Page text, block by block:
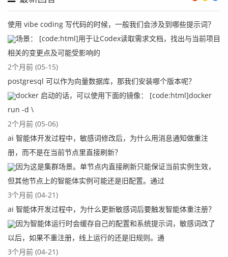
使用 vibe coding 写代码的时候，一般我们会涉及到哪些提示词？
场景： [code:html]用于让Codex读取需求文档，找出与当前项目
相关的变更点及可能受影响的
2个月前 (05-15)
postgresql 可以作为向量数据库，那我们安装哪个版本呢？
docker 启动的话，可以使用下面的镜像： [code:html]docker
run -d \
2个月前 (05-06)
ai 智能体开发过程中，敏感词修改后，为什么用消息通知做重注
册，而不是在当前节点里直接刷新？
因为这是集群场景。单节点内直接刷新只能保证当前实例生效，
但其他节点上的智能体实例可能还是旧配置。通过
3个月前 (04-21)
ai 智能体开发过程中，为什么更新敏感词后要触发智能体重注册？
因为智能体运行时会缓存自己的配置和系统提示词，敏感词改了
以后，如果不重注册，线上运行的还是旧规则。通
3个月前 (04-21)